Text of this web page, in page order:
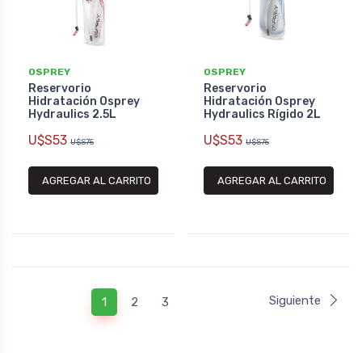
OSPREY
Reservorio
Hidratación Osprey
Hydraulics 2.5L
U$S53 U$S75
AGREGAR AL CARRITO
OSPREY
Reservorio
Hidratación Osprey
Hydraulics Rígido 2L
U$S53 U$S75
AGREGAR AL CARRITO
1 2 3 Siguiente